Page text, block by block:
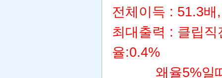
전체이득 : 51.3배
최대출력 : 클립
율:0.4%
왜율5%일때